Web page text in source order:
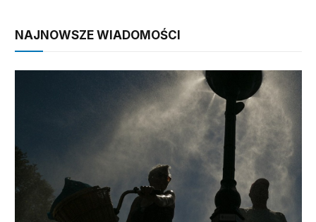
NAJNOWSZE WIADOMOŚCI